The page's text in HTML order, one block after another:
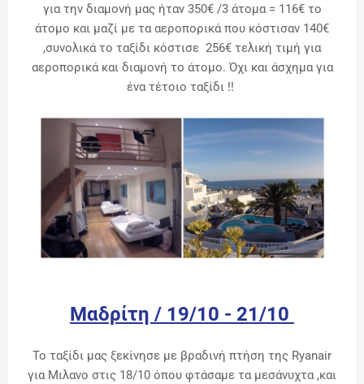
για την διαμονή μας ήταν 350€ /3 άτομα = 116€ το
άτομο και μαζί με τα αεροπορικά που κόστισαν 140€
,συνολικά το ταξίδι κόστισε 256€ τελική τιμή για
αεροπορικά και διαμονή το άτομο. Όχι και άσχημα για
ένα τέτοιο ταξίδι !!
Μαδρίτη / 19/10 - 21/10
Το ταξίδι μας ξεκίνησε με βραδινή πτήση της Ryanair
για Μιλανο στις 18/10 όπου φτάσαμε τα μεσάνυχτα ,και